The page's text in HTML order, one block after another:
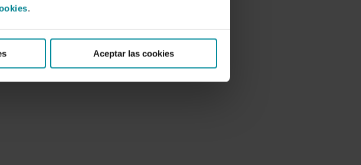
.
Aceptar las cookies